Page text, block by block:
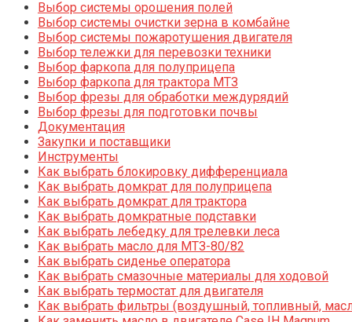
Выбор системы орошения полей
Выбор системы очистки зерна в комбайне
Выбор системы пожаротушения двигателя
Выбор тележки для перевозки техники
Выбор фаркопа для полуприцепа
Выбор фаркопа для трактора МТЗ
Выбор фрезы для обработки междурядий
Выбор фрезы для подготовки почвы
Документация
Закупки и поставщики
Инструменты
Как выбрать блокировку дифференциала
Как выбрать домкрат для полуприцепа
Как выбрать домкрат для трактора
Как выбрать домкратные подставки
Как выбрать лебедку для трелевки леса
Как выбрать масло для МТЗ-80/82
Как выбрать сиденье оператора
Как выбрать смазочные материалы для ходовой
Как выбрать термостат для двигателя
Как выбрать фильтры (воздушный, топливный,